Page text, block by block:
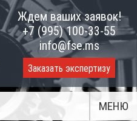
Ждем ваших заявок!
+7 (995) 100-33-55
info@fse.ms
Заказать экспертизу
МЕНЮ